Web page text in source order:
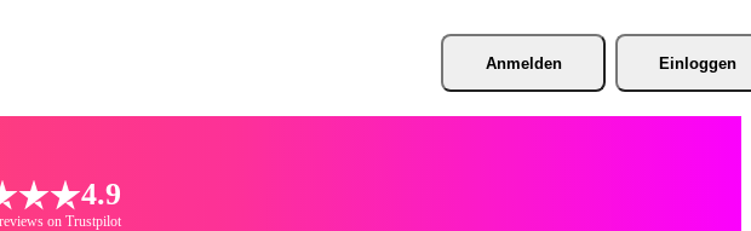
Anmelden Einloggen
4.9
on Trustpilot